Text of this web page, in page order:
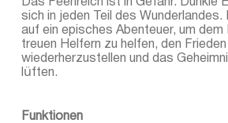
Das Feenreich ist in Gefahr. Dunkle
sich in jeden Teil des Wunderlandes.
auf ein episches Abenteuer, um dem
treuen Helfern zu helfen, den Frieden
wiederherzustellen und das
lüften.
Funktionen